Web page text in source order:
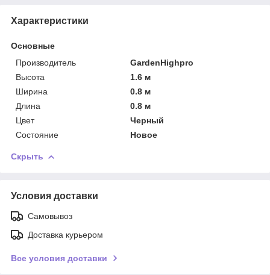
Характеристики
Основные
Производитель
GardenHighpro
Высота
1.6 м
Ширина
0.8 м
Длина
0.8 м
Цвет
Черный
Состояние
Новое
Скрыть
Условия доставки
Самовывоз
Доставка курьером
Все условия доставки